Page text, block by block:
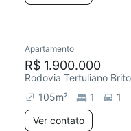
Apartamento
R$ 1.900.000
Rodovia Tertuliano
105m² 1
1
Ver contato